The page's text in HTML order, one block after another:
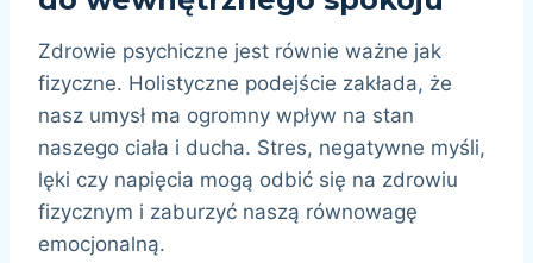
Zdrowie psychiczne jest równie ważne jak
fizyczne. Holistyczne podejście zakłada, że
nasz umysł ma ogromny wpływ na stan
naszego ciała i ducha. Stres, negatywne myśli,
lęki czy napięcia mogą odbić się na zdrowiu
fizycznym i zaburzyć naszą równowagę
emocjonalną.